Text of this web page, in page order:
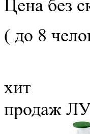
Цена без
( до 8
хит
продаж